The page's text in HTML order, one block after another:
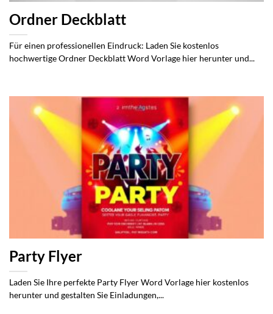
Ordner Deckblatt
Für einen professionellen Eindruck: Laden Sie kostenlos
hochwertige Ordner Deckblatt Word Vorlage hier herunter und...
Party Flyer
Laden Sie Ihre perfekte Party Flyer Word Vorlage hier kostenlos
herunter und gestalten Sie Einladungen,...